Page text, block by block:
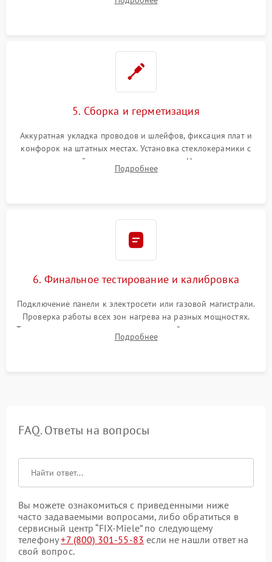
дорожек. Очистка контактов и замена поврежденной
5. Сборка и герметизация
Аккуратная укладка проводов и шлейфов, фиксация плат и
конфорок на штатных местах. Установка стеклокерамики с
проверкой равномерности зазоров. Нанесение
термостойкого герметика или укладка уплотнительной
Подробнее
6. Финальное тестирование и калибровка
Подключение панели к электросети или газовой магистрали.
Проверка работы всех зон нагрева на разных мощностях.
Тестирование сенсорного управления, таймера, индикаторов
остаточного тепла и систем защиты от перегрева.
Подробнее
FAQ. Ответы на вопросы
Вы можете ознакомиться с приведенными ниже
часто задаваемыми вопросами, либо обратиться в
сервисный центр “FIX-Miele” по следующему
телефону+7 (800) 301-55-83 если не нашли ответ на
свой вопрос.